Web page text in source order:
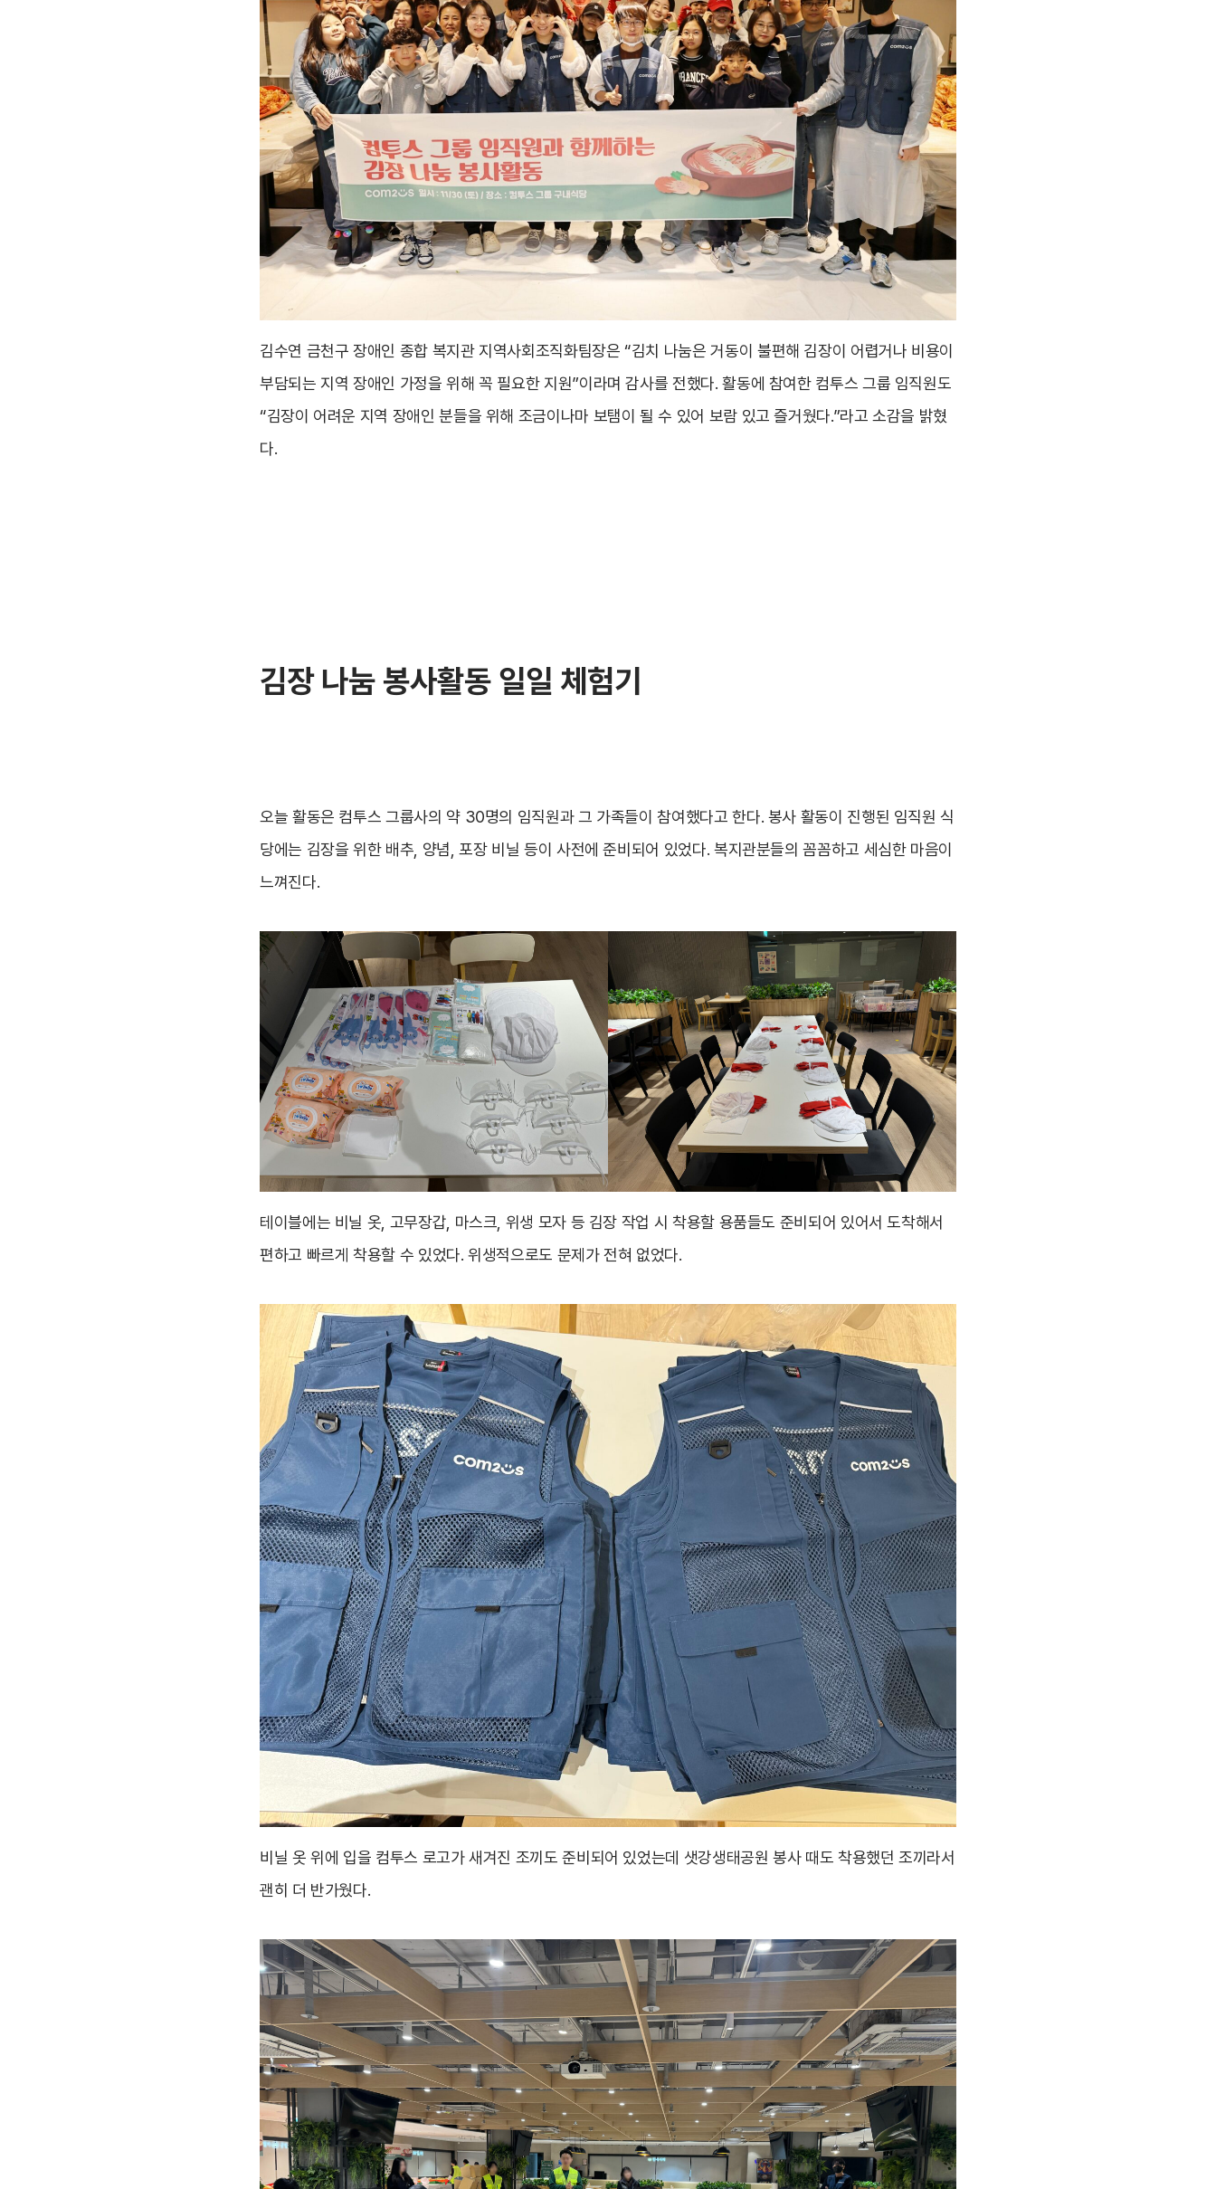
김수연 금천구 장애인 종합 복지관 지역사회조직화팀장은 “김치 나눔은 거동이 불편해 김장이 어렵거나 비용이
부담되는 지역 장애인 가정을 위해 꼭 필요한 지원”이라며 감사를 전했다. 활동에 참여한 컴투스 그룹 임직원도
“김장이 어려운 지역 장애인 분들을 위해 조금이나마 보탬이 될 수 있어 보람 있고 즐거웠다.”라고 소감을 밝혔
다.
김장 나눔 봉사활동 일일 체험기
오늘 활동은 컴투스 그룹사의 약 30명의 임직원과 그 가족들이 참여했다고 한다. 봉사 활동이 진행된 임직원 식
당에는 김장을 위한 배추, 양념, 포장 비닐 등이 사전에 준비되어 있었다. 복지관분들의 꼼꼼하고 세심한 마음이
느껴진다.
테이블에는 비닐 옷, 고무장갑, 마스크, 위생 모자 등 김장 작업 시 착용할 용품들도 준비되어 있어서 도착해서
편하고 빠르게 착용할 수 있었다. 위생적으로도 문제가 전혀 없었다.
비닐 옷 위에 입을 컴투스 로고가 새겨진 조끼도 준비되어 있었는데 샛강생태공원 봉사 때도 착용했던 조끼라서
괜히 더 반가웠다.